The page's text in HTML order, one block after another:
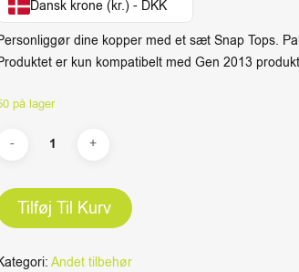
Dansk krone (kr.) - DKK
dine kopper med et sæt Snap Tops.
er kun kompatibelt med Gen 2013
på lager
Tilføj Til Kurv
Andet tilbehør